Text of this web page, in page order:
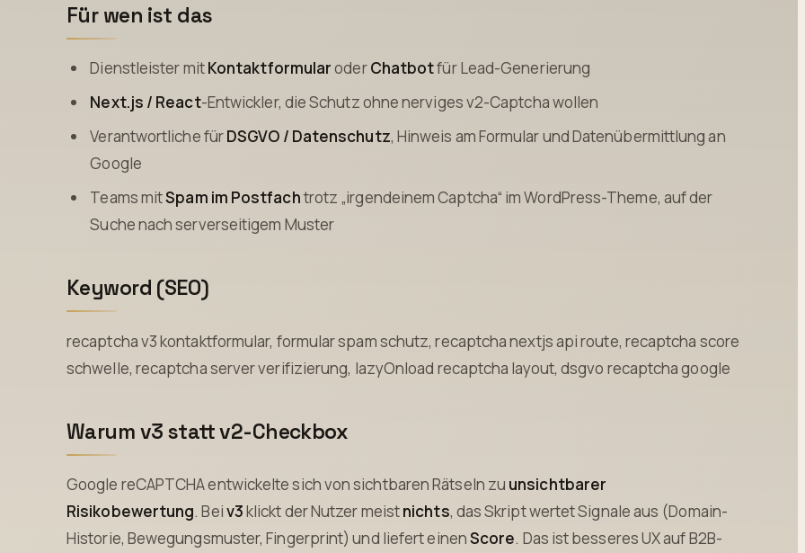
Für wen ist das
Dienstleister mitKontaktformularoderChatbotfür Lead-Generierung
Next.js / React-Entwickler, die Schutz ohne nerviges v2-Captcha wollen
Verantwortliche fürDSGVO / Datenschutz, Hinweis am Formular und Datenübermittlung an
Google
Teams mitSpam im Postfachtrotz „irgendeinem Captcha“ im WordPress-Theme, auf der
Suche nach serverseitigem Muster
Keyword (SEO)
recaptcha v3 kontaktformular, formular spam schutz, recaptcha nextjs api route, recaptcha score
schwelle, recaptcha server verifizierung, lazyOnload recaptcha layout, dsgvo recaptcha google
Warum v3 statt v2-Checkbox
Google reCAPTCHA entwickelte sich von sichtbaren Rätseln zu unsichtbarer
Risikobewertung. Beiv3klickt der Nutzer meistnichts, das Skript wertet Signale aus (Domain-
Historie, Bewegungsmuster, Fingerprint) und liefert einenScore. Das ist besseres UX auf B2B-